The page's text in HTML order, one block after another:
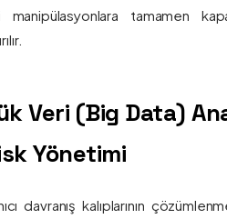
tamamen
Veri (Big Data)
Yönetimi
davranış kalıplarının